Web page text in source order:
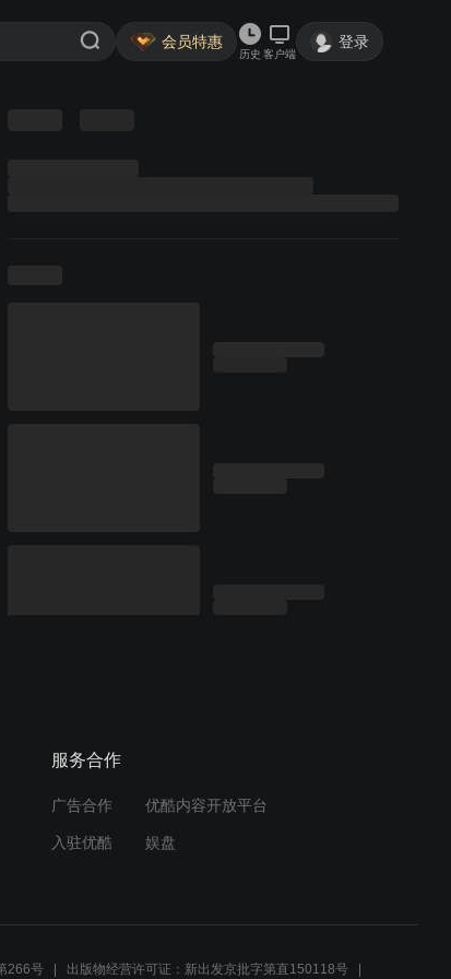
会员特惠
历史 客户端
登录
服务合作
广告合作 优酷内容开放平台
入驻优酷 娱盘
266号 出版物经营许可证：新出发京批字第直150118号